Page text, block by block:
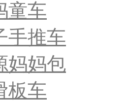
童车
手推车
妈妈包
板车